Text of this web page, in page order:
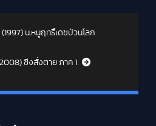
น.หนูฤทธิ์เดชป่วนโลก
ซิ่งสั่งตาย ภาค 1